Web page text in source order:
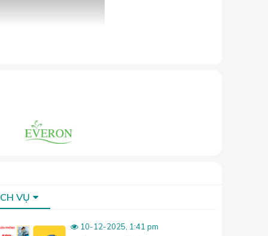
tuyệt vời, không chỉ che chắn mà
VỤ
10-12-2025, 1:41 pm